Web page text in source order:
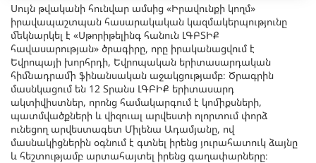
Սույն թվականի հունվար ամսից «Իրավունքի կողմ»
իրավապաշտպան հասարակական կազմակերպությունը
մեկնարկել է «Սթորիթելինգ հանուն ԼԳԲՏԻՔ
հավասարության» ծրագիրը, որը իրականացվում է
Եվրոպայի խորհրդի, Եվրոպական երիտասարդական
հիմնադրամի ֆինանսական աջակցությամբ։ Ծրագրին
մասնկացում են 12 Տրանս ԼԳԲԻՔ երիտասարդ
ակտիվիստներ, որոնց համակարգում է կոմիքսների,
պատմվածքների և վիզուալ արվեստի ոլորտում փորձ
ունեցող արվեստագետ Միլենա Ադամյանը, ով
մասնակիցներին օգնում է գտնել իրենց յուրահատուկ ձայնը
և հեշտությամբ արտահայտել իրենց գաղափարները։